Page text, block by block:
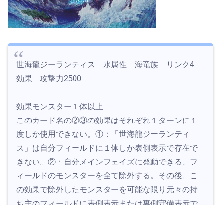
世海龍ジーランティス 水属性 海竜族 リンク4
効果 攻撃力2500
効果モンスター１体以上
このカード名の②③の効果はそれぞれ１ターンに１
度しか使用できない。①：「世海龍ジーランティ
ス」は自分フィールドに１体しか表側表示で存在で
きない。②：自分メインフェイズに発動できる。フ
ィールドのモンスターを全て除外する。その後、こ
の効果で除外したモンスターを可能な限り元々の持
ち主のフィールドに表側表示または裏側守備表示で